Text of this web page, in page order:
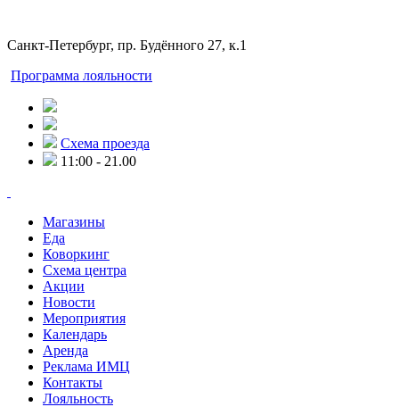
Санкт-Петербург, пр. Будённого 27, к.1
Программа лояльности
Схема проезда
11:00 - 21.00
Магазины
Еда
Коворкинг
Схема центра
Акции
Новости
Мероприятия
Календарь
Аренда
Реклама ИМЦ
Контакты
Лояльность